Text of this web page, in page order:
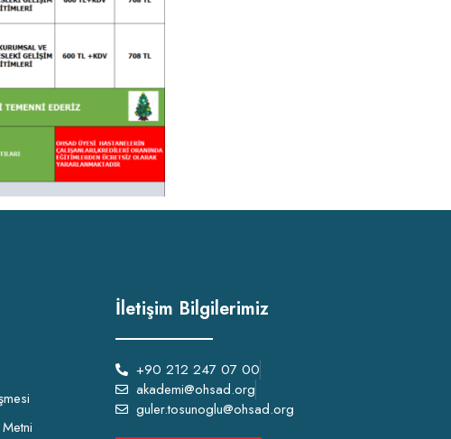
Metni
İletişim Bilgilerimiz
+90 212 247 07 00
akademi@ohsad.org
guler.tosunoglu@ohsad.org